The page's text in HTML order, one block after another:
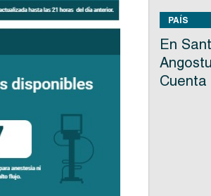
PAÍS
En
Cuenta